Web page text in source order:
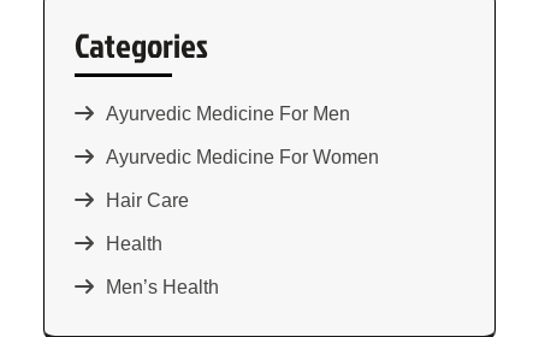
Categories
Ayurvedic Medicine For Men
Ayurvedic Medicine For Women
Hair Care
Health
Men’s Health